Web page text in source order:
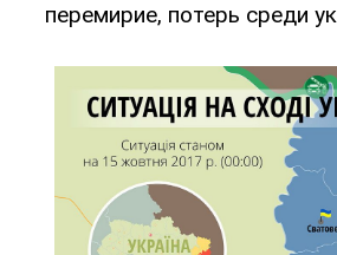
перемирие, потерь среди